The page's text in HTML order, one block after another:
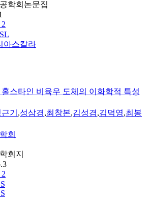
학회논문집
2
아스칼라
스타인 비육우 도체의 이화학적 특성
기 ,성삼경,최창본,김성겸,김덕영,최봉
회
회지
2